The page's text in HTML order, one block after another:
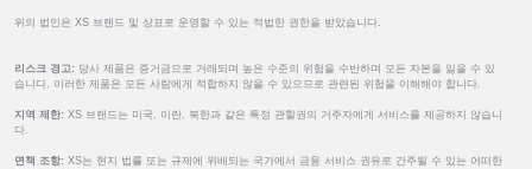
위의 법인은 XS 브랜드 및 상표로 운영할 수 있는 적법한 권한을 받았습니다.
리스크 경고: 당사 제품은 증거금으로 거래되며 높은 수준의 위험을 수반하며 모든 자본을 잃을 수 있
습니다. 이러한 제품은 모든 사람에게 적합하지 않을 수 있으므로 관련된 위험을 이해해야 합니다.
지역 제한: XS 브랜드는 미국, 이란, 북한과 같은 특정 관할권의 거주자에게 서비스를 제공하지 않습니
다.
면책 조항: XS는 현지 법률 또는 규제에 위배되는 국가에서 금융 서비스 권유로 간주될 수 있는 어떠한